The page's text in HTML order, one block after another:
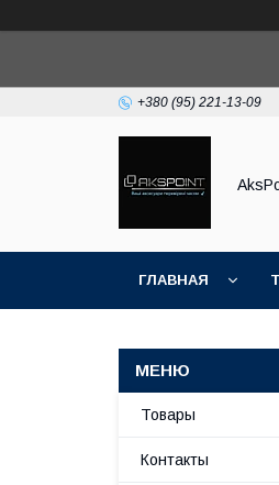
+380 (95) 221-13-09
ГЛАВНАЯ
Товары
Контакты